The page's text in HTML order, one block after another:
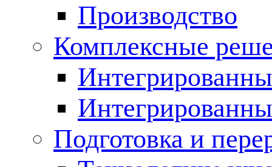
Производство
Комплексные
Подготовка и